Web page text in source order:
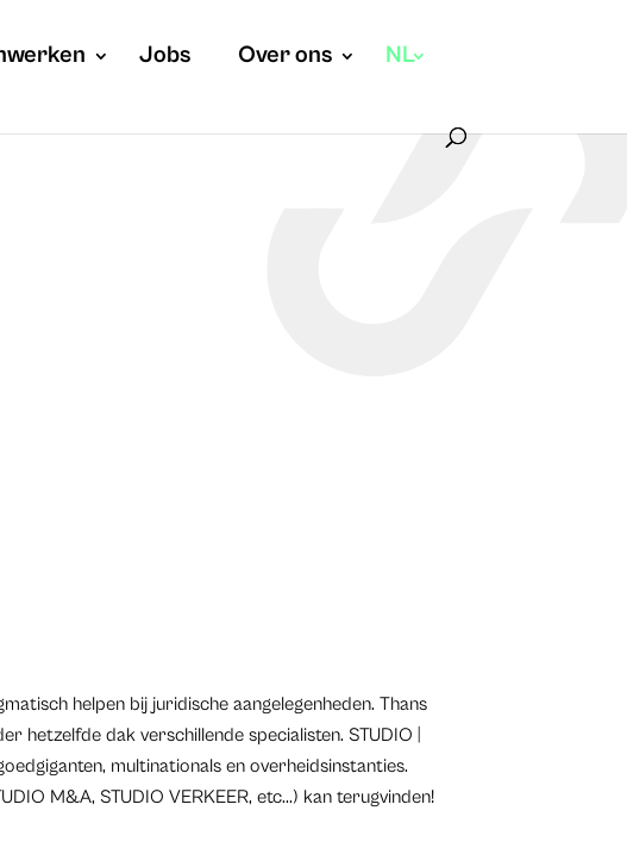
Jobs Over ons NL
helpen bij juridische aangelegenheden. Thans
hetzelfde dak verschillende specialisten. STUDIO |
multinationals en overheidsinstanties.
M&A, STUDIO VERKEER, etc...) kan terugvinden!